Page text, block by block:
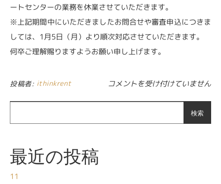
ートセンターの業務を休業させていただきます。
※上記期間中にいただきましたお問合せや審査申込につきま
しては、1月5日（月）より順次対応させていただきます。
何卒ご理解賜りますようお願い申し上げます。
投稿者: ithinkrent 【2025年度 年末年始休業のお知
コメントを受け付けていません
検索
最近の投稿
11